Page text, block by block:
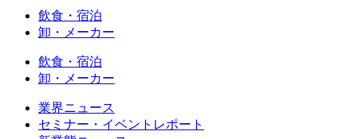
飲食・宿泊
卸・メーカー
飲食・宿泊
卸・メーカー
業界ニュース
セミナー・イベントレポート